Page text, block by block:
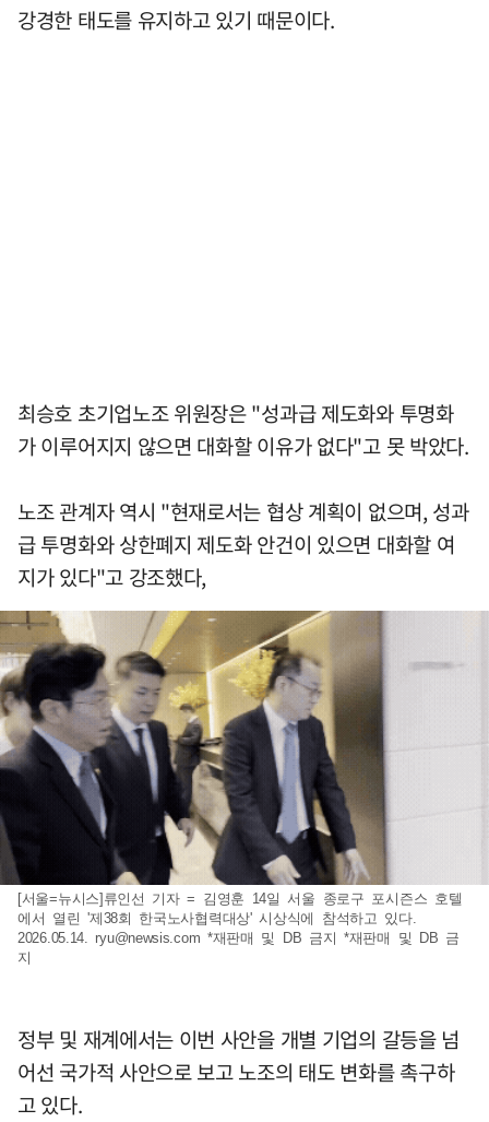
강경한 태도를 유지하고 있기 때문이다.
최승호 초기업노조 위원장은 "성과급 제도화와 투명화
가 이루어지지 않으면 대화할 이유가 없다"고 못 박았다.
노조 관계자 역시 "현재로서는 협상 계획이 없으며, 성과
급 투명화와 상한폐지 제도화 안건이 있으면 대화할 여
지가 있다"고 강조했다,
[서울=뉴시스]류인선 기자 = 김영훈 14일 서울 종로구 포시즌스 호텔
에서 열린 '제38회 한국노사협력대상' 시상식에 참석하고 있다.
2026.05.14. ryu@newsis.com *재판매 및 DB 금지 *재판매 및 DB 금
지
정부 및 재계에서는 이번 사안을 개별 기업의 갈등을 넘
어선 국가적 사안으로 보고 노조의 태도 변화를 촉구하
고 있다.